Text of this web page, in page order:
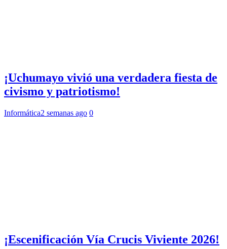
¡Uchumayo vivió una verdadera fiesta de
civismo y patriotismo!
Informática2 semanas ago 0
¡Escenificación Vía Crucis Viviente 2026!